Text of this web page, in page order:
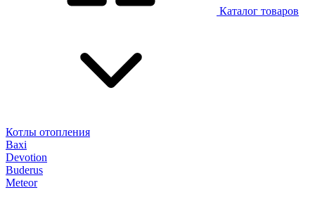
Каталог товаров
Котлы отопления
Baxi
Devotion
Buderus
Meteor